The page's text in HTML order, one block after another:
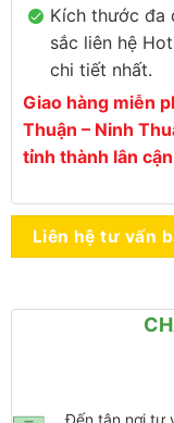
Kích thước đa
sắc liên hệ
chi tiết nhất.
Giao hàng miễn
Thuận – Ninh
tỉnh thành lân cận
Liên hệ tư vấn